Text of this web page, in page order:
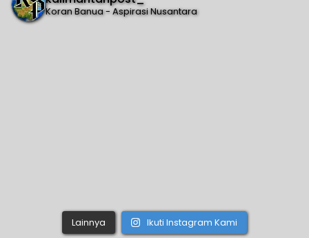
Koran Banua - Aspirasi Nusantara
Lainnya Ikuti Instagram Kami